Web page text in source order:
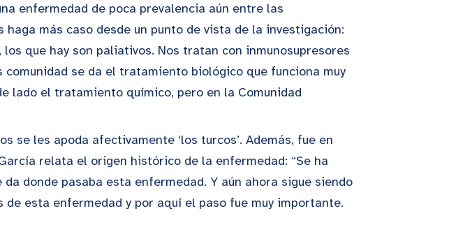
enfermedad de poca prevalencia aún entre las
más caso desde un punto de vista de la investigación:
que hay son paliativos. Nos tratan con inmunosupresores
se da el tratamiento biológico que funciona muy
lado el tratamiento químico, pero en la Comunidad
se les apoda afectivamente ‘los turcos’. Además, fue en
relata el origen histórico de la enfermedad: “Se ha
donde pasaba esta enfermedad. Y aún ahora sigue siendo
esta enfermedad y por aquí el paso fue muy importante.